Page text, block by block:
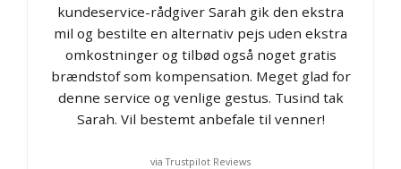
kundeservice-rådgiver Sarah gik den ekstra
mil og bestilte en alternativ pejs uden ekstra
omkostninger og tilbød også noget gratis
brændstof som kompensation. Meget glad for
denne service og venlige gestus. Tusind tak
Sarah. Vil bestemt anbefale til venner!
via Trustpilot Reviews